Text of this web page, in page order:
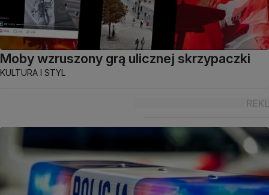
Moby wzruszony grą ulicznej skrzypaczki
KULTURA I STYL